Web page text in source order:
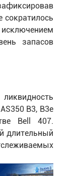
сократилось
запасов
B3, B3e
Bell 407.
длительный